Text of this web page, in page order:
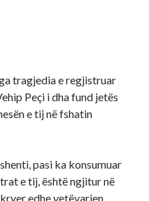
tragjedia e regjistruar
Peçi i dha fund jetës
e tij në fshatin
pasi ka konsumuar
e tij, është ngjitur në
edhe vetëvarjen.